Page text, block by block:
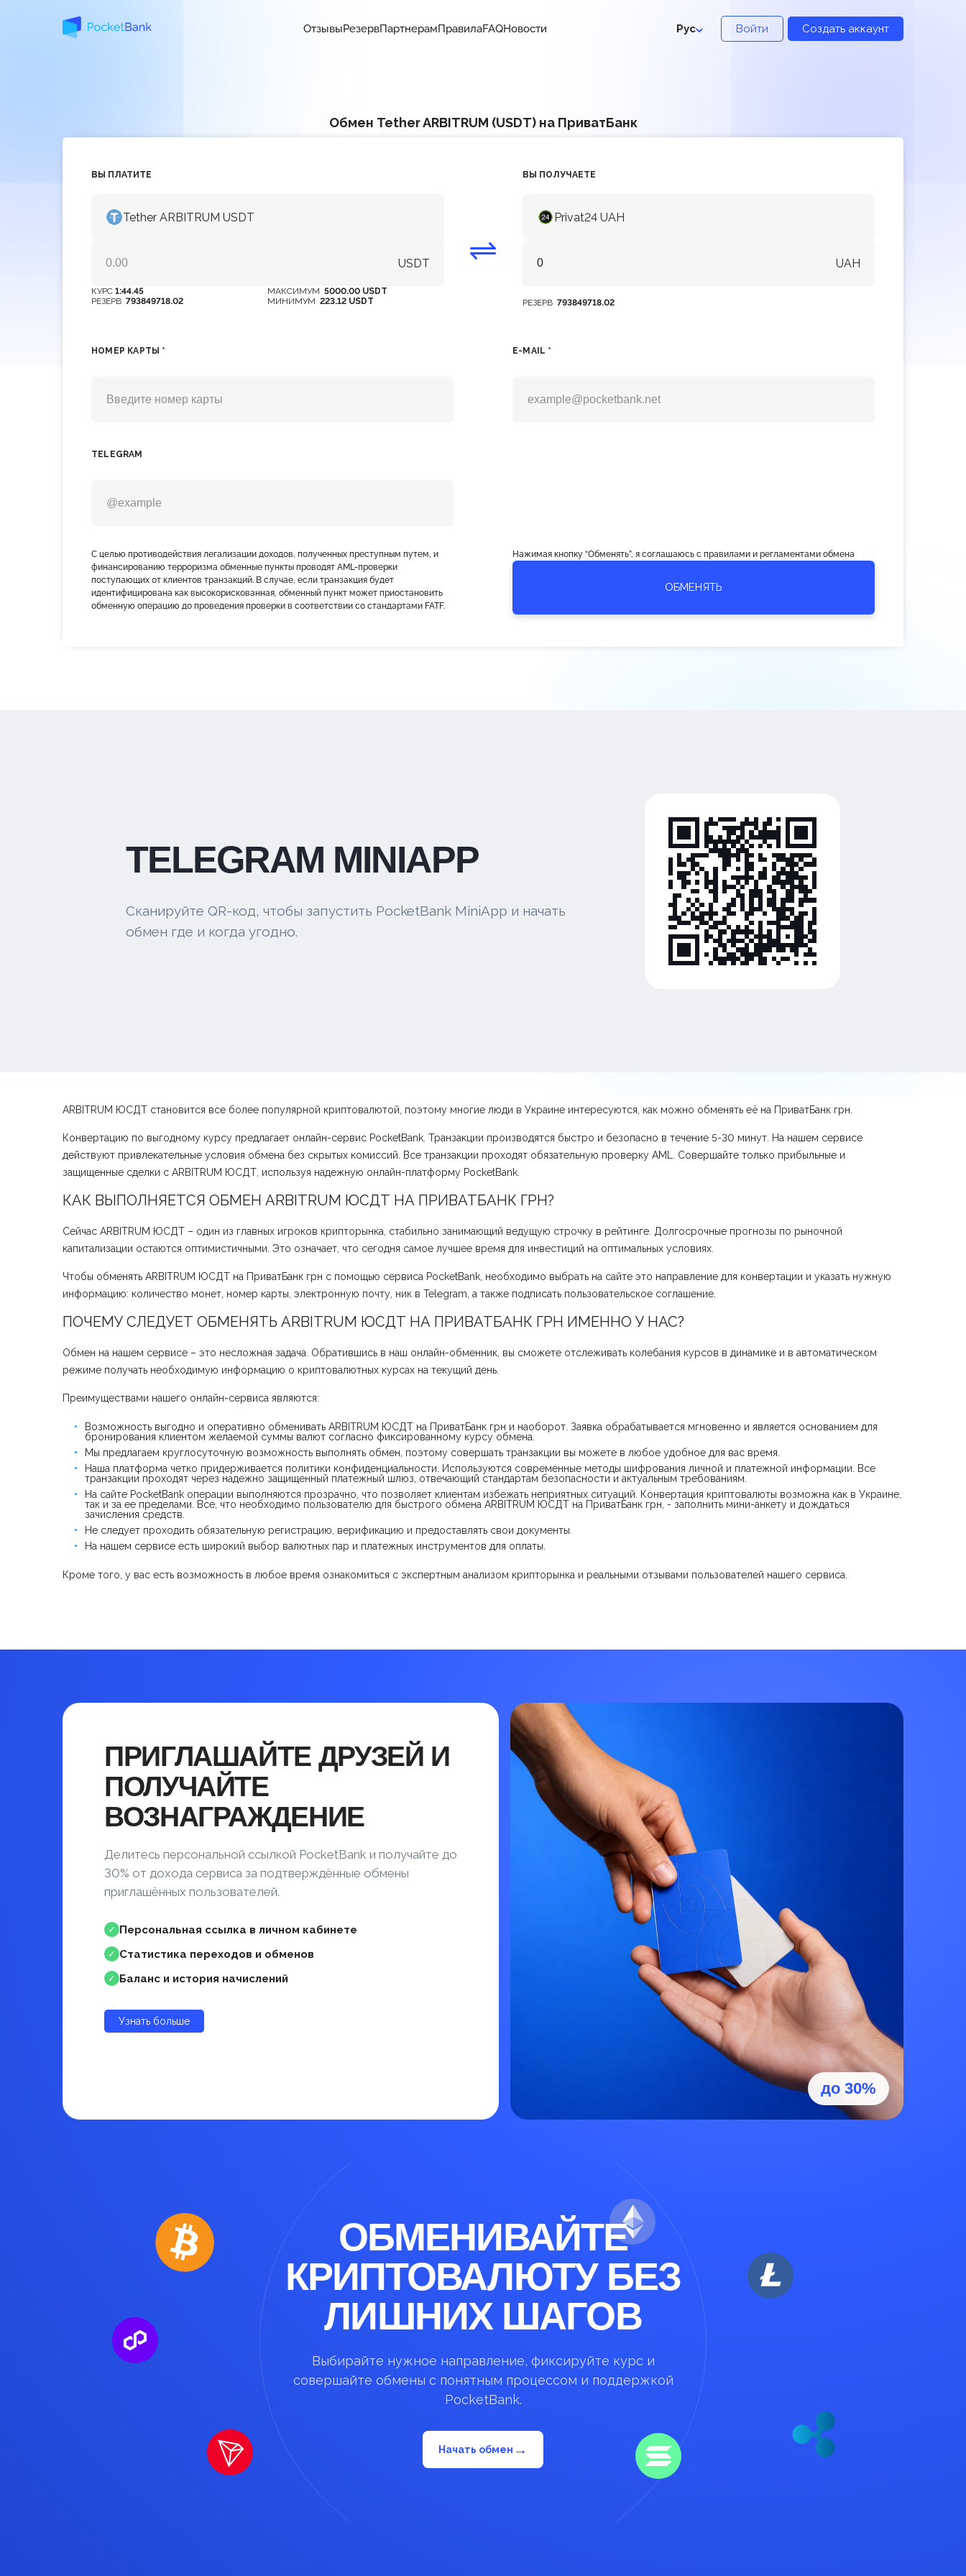
ОтзывыРезервПартнерамПравилаFAQНовости Рус Войти Создать аккаунт
Обмен Tether ARBITRUM (USDT) на ПриватБанк
ВЫ ПЛАТИТЕ
Tether ARBITRUM USDT
USDT
РЕЗЕРВ 793849718.02
КУРС 1:44.45
МИНИМУМ223.12 USDT
МАКСИМУМ5000.00 USDT
ВЫ ПОЛУЧАЕТЕ
Privat24 UAH
UAH
РЕЗЕРВ 793849718.02
НОМЕР КАРТЫ * E-MAIL *
TELEGRAM
С целью противодействия легализации доходов, полученных преступным путем, и
финансированию терроризма обменные пункты проводят AML-проверки
поступающих от клиентов транзакций. В случае, если транзакция будет
идентифицирована как высокорискованная, обменный пункт может приостановить
обменную операцию до проведения проверки в соответствии со стандартами FATF.
Нажимая кнопку “Обменять”, я соглашаюсь с правилами и регламентами обмена
ОБМЕНЯТЬ
TELEGRAM MINIAPP
Сканируйте QR-код, чтобы запустить PocketBank MiniApp и начать
обмен где и когда угодно.
ARBITRUM ЮСДТ становится все более популярной криптовалютой, поэтому многие люди в Украине интересуются, как можно обменять её на ПриватБанк грн.
Конвертацию по выгодному курсу предлагает онлайн-сервис PocketBank. Транзакции производятся быстро и безопасно в течение 5-30 минут. На нашем сервисе
действуют привлекательные условия обмена без скрытых комиссий. Все транзакции проходят обязательную проверку AML. Совершайте только прибыльные и
защищенные сделки с ARBITRUM ЮСДТ, используя надежную онлайн-платформу PocketBank.
КАК ВЫПОЛНЯЕТСЯ ОБМЕН ARBITRUM ЮСДТ НА ПРИВАТБАНК ГРН?
Сейчас ARBITRUM ЮСДТ – один из главных игроков крипторынка, стабильно занимающий ведущую строчку в рейтинге. Долгосрочные прогнозы по рыночной
капитализации остаются оптимистичными. Это означает, что сегодня самое лучшее время для инвестиций на оптимальных условиях.
Чтобы обменять ARBITRUM ЮСДТ на ПриватБанк грн с помощью сервиса PocketBank, необходимо выбрать на сайте это направление для конвертации и указать нужную
информацию: количество монет, номер карты, электронную почту, ник в Telegram, а также подписать пользовательское соглашение.
ПОЧЕМУ СЛЕДУЕТ ОБМЕНЯТЬ ARBITRUM ЮСДТ НА ПРИВАТБАНК ГРН ИМЕННО У НАС?
Обмен на нашем сервисе – это несложная задача. Обратившись в наш онлайн-обменник, вы сможете отслеживать колебания курсов в динамике и в автоматическом
режиме получать необходимую информацию о криптовалютных курсах на текущий день.
Преимуществами нашего онлайн-сервиса являются:
Возможность выгодно и оперативно обменивать ARBITRUM ЮСДТ на ПриватБанк грн и наоборот. Заявка обрабатывается мгновенно и является основанием для
бронирования клиентом желаемой суммы валют согласно фиксированному курсу обмена.
Мы предлагаем круглосуточную возможность выполнять обмен, поэтому совершать транзакции вы можете в любое удобное для вас время.
Наша платформа четко придерживается политики конфиденциальности. Используются современные методы шифрования личной и платежной информации. Все
транзакции проходят через надежно защищенный платежный шлюз, отвечающий стандартам безопасности и актуальным требованиям.
На сайте PocketBank операции выполняются прозрачно, что позволяет клиентам избежать неприятных ситуаций. Конвертация криптовалюты возможна как в Украине,
так и за ее пределами. Все, что необходимо пользователю для быстрого обмена ARBITRUM ЮСДТ на ПриватБанк грн, - заполнить мини-анкету и дождаться
зачисления средств.
Не следует проходить обязательную регистрацию, верификацию и предоставлять свои документы.
На нашем сервисе есть широкий выбор валютных пар и платежных инструментов для оплаты.
Кроме того, у вас есть возможность в любое время ознакомиться с экспертным анализом крипторынка и реальными отзывами пользователей нашего сервиса.
ПРИГЛАШАЙТЕ ДРУЗЕЙ И
ПОЛУЧАЙТЕ
ВОЗНАГРАЖДЕНИЕ
Делитесь персональной ссылкой PocketBank и получайте до
30% от дохода сервиса за подтверждённые обмены
приглашённых пользователей.
✓ Персональная ссылка в личном кабинете
✓ Статистика переходов и обменов
✓ Баланс и история начислений
Узнать больше
до 30%
ОБМЕНИВАЙТЕ
КРИПТОВАЛЮТУ БЕЗ
ЛИШНИХ ШАГОВ
Выбирайте нужное направление, фиксируйте курс и
совершайте обмены с понятным процессом и поддержкой
PocketBank.
Начать обмен →